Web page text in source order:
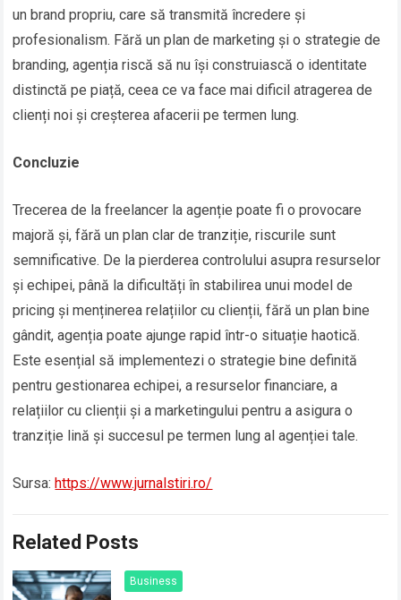
un brand propriu, care să transmită încredere și
profesionalism. Fără un plan de marketing și o strategie de
branding, agenția riscă să nu își construiască o identitate
distinctă pe piață, ceea ce va face mai dificil atragerea de
clienți noi și creșterea afacerii pe termen lung.
Concluzie
Trecerea de la freelancer la agenție poate fi o provocare
majoră și, fără un plan clar de tranziție, riscurile sunt
semnificative. De la pierderea controlului asupra resurselor
și echipei, până la dificultăți în stabilirea unui model de
pricing și menținerea relațiilor cu clienții, fără un plan bine
gândit, agenția poate ajunge rapid într-o situație haotică.
Este esențial să implementezi o strategie bine definită
pentru gestionarea echipei, a resurselor financiare, a
relațiilor cu clienții și a marketingului pentru a asigura o
tranziție lină și succesul pe termen lung al agenției tale.
Sursa: https://www.jurnalstiri.ro/
Related Posts
Business